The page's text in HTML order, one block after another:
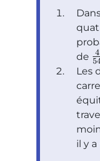
de
4
Les
il y a